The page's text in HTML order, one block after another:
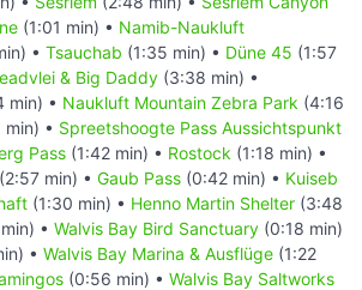
(1:01 min) • Namib-Naukluft
• Tsauchab (1:35 min) • Düne 45 (1:57
& Big Daddy (3:38 min) •
min) • Naukluft Mountain Zebra Park (4:16
min) • Spreetshoogte Pass Aussichtspunkt
Pass (1:42 min) • Rostock (1:18 min) •
(2:57 min) • Gaub Pass (0:42 min) • Kuiseb
(1:30 min) • Henno Martin Shelter (3:48
• Walvis Bay Bird Sanctuary (0:18 min)
• Walvis Bay Marina & Ausflüge (1:22
(0:56 min) • Walvis Bay Saltworks